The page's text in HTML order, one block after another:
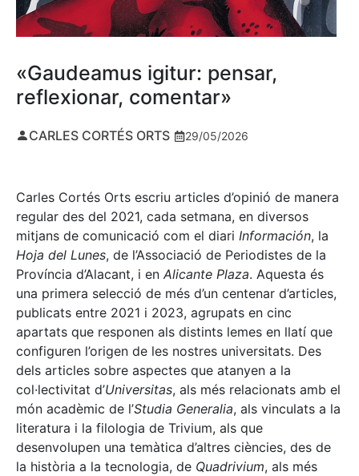
«Gaudeamus igitur: pensar,
reflexionar, comentar»
CARLES CORTÉS ORTS 29/05/2026
Carles Cortés Orts escriu articles d’opinió de manera
regular des del 2021, cada setmana, en diversos
mitjans de comunicació com el diari Información, la
Hoja del Lunes, de l’Associació de Periodistes de la
Província d’Alacant, i en Alicante Plaza. Aquesta és
una primera selecció de més d’un centenar d’articles,
publicats entre 2021 i 2023, agrupats en cinc
apartats que responen als distints lemes en llatí que
configuren l’origen de les nostres universitats. Des
dels articles sobre aspectes que atanyen a la
col·lectivitat d’Universitas, als més relacionats amb el
món acadèmic de l’Studia Generalia, als vinculats a la
literatura i la filologia de Trivium, als que
desenvolupen una temàtica d’altres ciències, des de
la història a la tecnologia, de Quadrivium, als més